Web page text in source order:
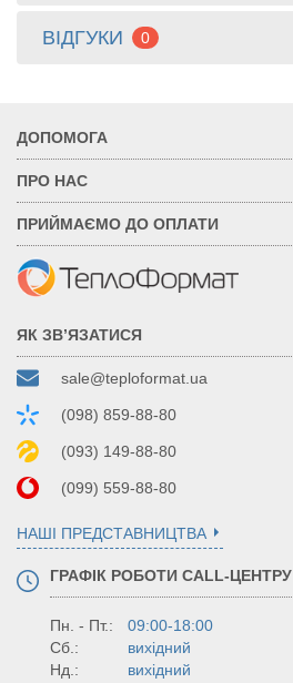
ВІДГУКИ 0
ДОПОМОГА
ПРО НАС
ПРИЙМАЄМО ДО ОПЛАТИ
ЯК ЗВ’ЯЗАТИСЯ
sale@teploformat.ua
(098) 859-88-80
(093) 149-88-80
(099) 559-88-80
НАШІ ПРЕДСТАВНИЦТВА
ГРАФІК РОБОТИ CALL-ЦЕНТРУ
Пн. - Пт.:
09:00-18:00
Сб.:
вихідний
Нд.:
вихідний